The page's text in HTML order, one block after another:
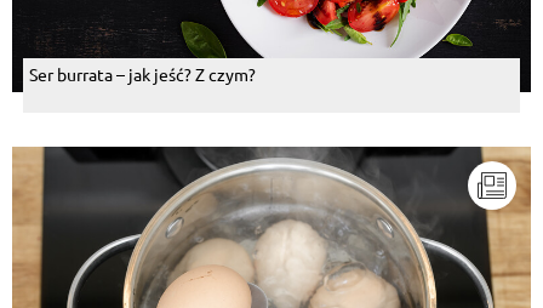
Ser burrata – jak jeść? Z czym?